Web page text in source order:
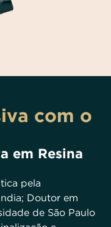
com o
em Resina
pela
Doutor em
de São Paulo